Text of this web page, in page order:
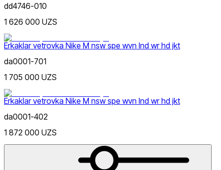
Kulrang
Moviy
Faqat onlayn (yetkazib berish)
dd4746-010
1 626 000 UZS
Erkaklar vetrovka Nike M nsw spe wvn lnd wr hd jkt
da0001-701
1 705 000 UZS
Erkaklar vetrovka Nike M nsw spe wvn lnd wr hd jkt
da0001-402
1 872 000 UZS